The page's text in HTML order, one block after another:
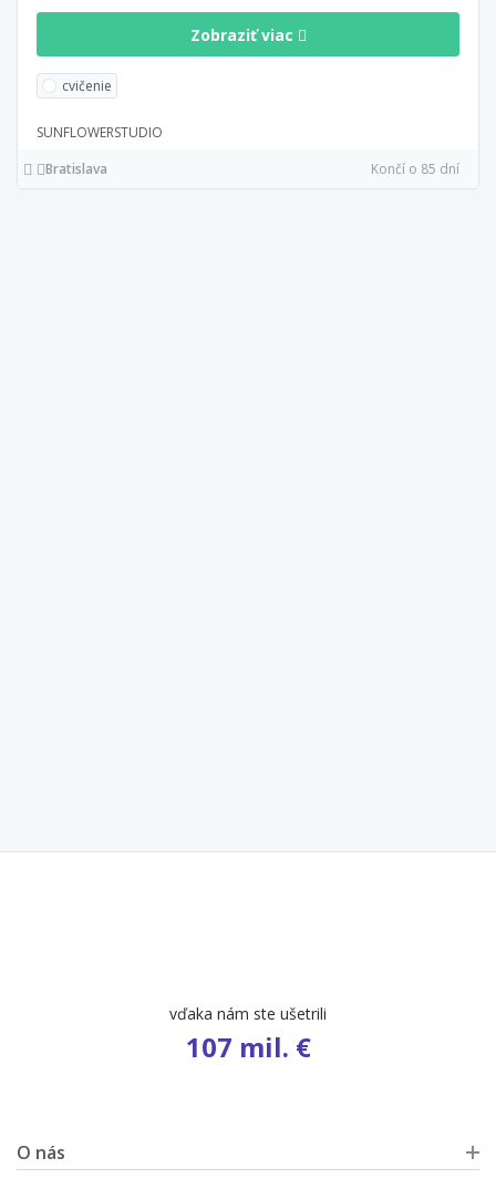
Zobraziť viac
cvičenie
SUNFLOWERSTUDIO
Bratislava
Končí o 85 dní
počet ponúk
9 404
O nás